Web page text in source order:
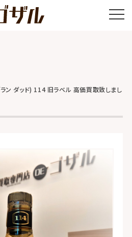
ン ダッド) 114 旧ラベル 高価買取致しまし